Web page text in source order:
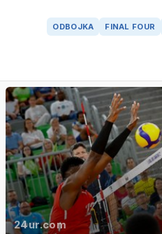
ODBOJKA FINAL FOUR
24ur.com